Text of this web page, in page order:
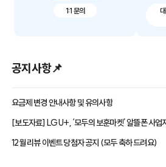
1:1 문의
공지사항📌
요금제 변경 안내사항 및 유의사항
[보도자료] LG U+, ‘모두의 보훈마켓’ 알뜰폰 사
12월 리뷰 이벤트 당첨자 공지 (모두 축하 드려요)